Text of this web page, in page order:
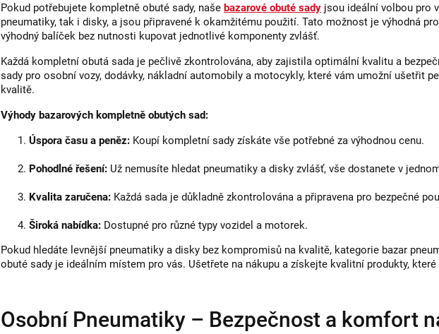
Pokud potřebujete kompletně obuté sady, naše bazarové obuté sady jsou ideální volbou pro
pneumatiky, tak i disky, a jsou připravené k okamžitému použití. Tato možnost je výhodná
výhodný balíček bez nutnosti kupovat jednotlivé komponenty zvlášť.
Každá kompletní obutá sada je pečlivě zkontrolována, aby zajistila optimální kvalitu a
sady pro osobní vozy, dodávky, nákladní automobily a motocykly, které vám umožní ušetřit
kvalitě.
Výhody bazarových kompletně obutých sad:
Úspora času a peněz: Koupí kompletní sady získáte vše potřebné za výhodnou cenu.
Pohodlné řešení: Už nemusíte hledat pneumatiky a disky zvlášť, vše dostanete v
Kvalita zaručena: Každá sada je důkladně zkontrolována a připravena pro bezpečné
Široká nabídka: Dostupné pro různé typy vozidel a motorek.
Pokud hledáte levnější pneumatiky a disky bez kompromisů na kvalitě, kategorie bazar
obuté sady je ideálním místem pro vás. Ušetřete na nákupu a získejte kvalitní produkty,
Osobní Pneumatiky – Bezpečnost a komfort